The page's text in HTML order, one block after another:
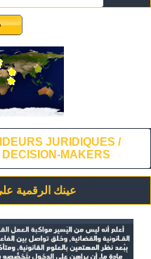
JURIDIQUES /
MAKERS
عينك الرقمية